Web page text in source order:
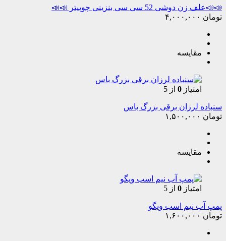
📣📣علف زن دوشی 52 سی سی بنزینی چوپیتر 📣📣
تومان
مقایسه
امتیاز 0 از 5
سنباده لرزان برقی بزرگ باس
تومان
مقایسه
امتیاز 0 از 5
پمپ آب نیم اسب ویگو‌
تومان